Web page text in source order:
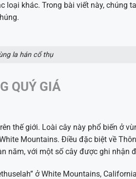
khác. Trong bài viết này, chúng
la hán cổ thụ
QUÝ GIÁ
thế giới. Loài cây này phổ biến ở
Mountains. Điều đặc biệt về
năm, với một số cây được ghi nhận
ở White Mountains,